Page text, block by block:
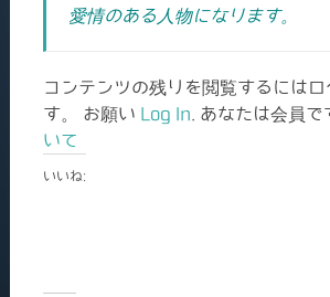
愛情のある人物になります。
コンテンツの残りを閲覧するには
す。 お願い Log In . あなたは会員で
いて
いいね: